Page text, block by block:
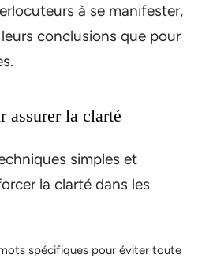
à se manifester,
conclusions que pour
assurer la clarté
simples et
la clarté dans les
spécifiques pour éviter toute